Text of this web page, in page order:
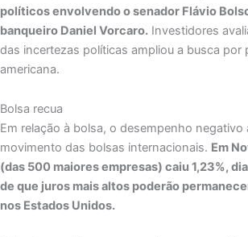
políticos envolvendo o senador Flávio
banqueiro Daniel Vorcaro. Investidores
das incertezas políticas ampliou a busca por
americana.
Bolsa recua
Em relação à bolsa, o desempenho
movimento das bolsas internacionais. Em
(das 500 maiores empresas) caiu 1,23%,
de que juros mais altos poderão
nos Estados Unidos.